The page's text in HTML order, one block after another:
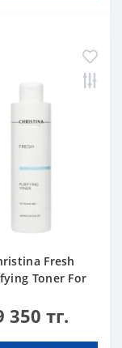
Fresh
Toner For
350 тг.